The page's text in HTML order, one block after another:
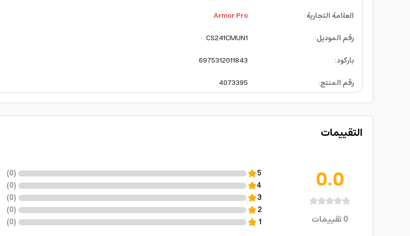
العلامة التجارية:
Armor Pro
رقم الموديل:
CS241CMUN1
باركود:
6975312011843
رقم المنتج:
4073395
التقييمات
0.0
0تقييمات
5
(
0
)
4
(
0
)
3
(
0
)
2
(
0
)
1
(
0
)